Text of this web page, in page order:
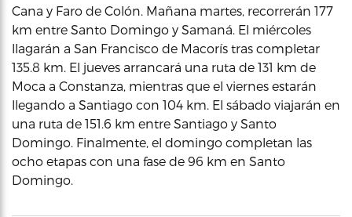
Cana y Faro de Colón. Mañana martes, recorrerán 177
km entre Santo Domingo y Samaná. El miércoles
llagarán a San Francisco de Macorís tras completar
135.8 km. El jueves arrancará una ruta de 131 km de
Moca a Constanza, mientras que el viernes estarán
llegando a Santiago con 104 km. El sábado viajarán en
una ruta de 151.6 km entre Santiago y Santo
Domingo. Finalmente, el domingo completan las
ocho etapas con una fase de 96 km en Santo
Domingo.